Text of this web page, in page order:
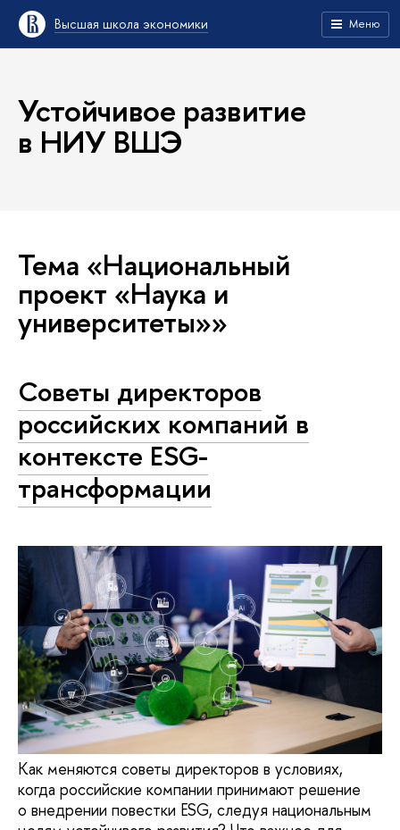
Высшая школа экономики Меню
Устойчивое развитие
в НИУ ВШЭ
Тема «Национальный
проект «Наука и
университеты»»
Советы директоров
российских компаний в
контексте ESG-
трансформации
Как меняются советы директоров в условиях,
когда российские компании принимают решение
о внедрении повестки ESG, следуя национальным